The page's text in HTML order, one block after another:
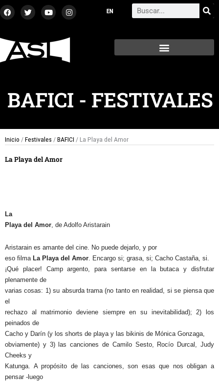
al
F
a
c
o
k
T
w
i
e
r
Y
o
u
b
I
n
s
a
Search
BAFICI - FESTIVALES
Inicio /Festivales /BAFICI / La Playa del Amor
La Playa del Amor
La
Playa del Amor , de Adolfo Aristarain
Aristarain es amante del cine. No puede dejarlo, y por
eso filma La Playa del Amor . Encargo si; grasa, si; Cacho Castaña, si.
¡Qué placer! Camp argento, para sentarse en la butaca y disfrutar
plenamente de
varias cosas: 1) su absurda trama (no tanto en realidad, si se piensa que
el
rechazo al matrimonio deviene siempre en su inevitabilidad); 2) los
peinados de
Cacho y Darín (y los shorts de playa y las bikinis de Mónica Gonzaga,
obviamente) y 3) las canciones de Camilo Sesto, Rocío Durcal, Judy
Cheeks y
Katunga. A propósito de las canciones, son esas que nos obligan a
pensar -luego